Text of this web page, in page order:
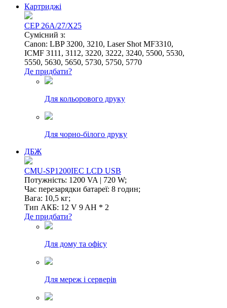
Картриджі
CEP 26A/27/X25
Сумісний з:
Canon: LBP 3200, 3210, Laser Shot MF3310,
ICMF 3111, 3112, 3220, 3222, 3240, 5500, 5530,
5550, 5630, 5650, 5730, 5750, 5770
Де придбати?
Для кольорового друку
Для чорно-білого друку
ДБЖ
CMU-SP1200IEC LCD USB
Потужність: 1200 VA | 720 W;
Час перезарядки батареї: 8 годин;
Вага: 10,5 кг;
Тип АКБ: 12 V 9 AH * 2
Де придбати?
Для дому та офісу
Для мереж і серверів